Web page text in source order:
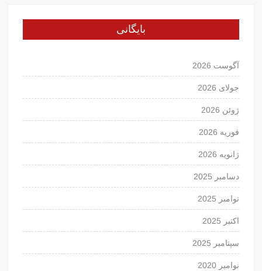
بایگانی
آگوست 2026
جولای 2026
ژوئن 2026
فوریه 2026
ژانویه 2026
دسامبر 2025
نوامبر 2025
اکتبر 2025
سپتامبر 2025
نوامبر 2020